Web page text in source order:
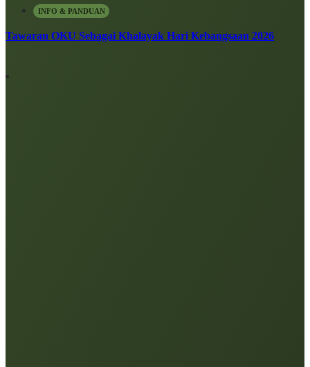
INFO & PANDUAN
Tawaran OKU Sebagai Khalayak Hari Kebangsaan 2026